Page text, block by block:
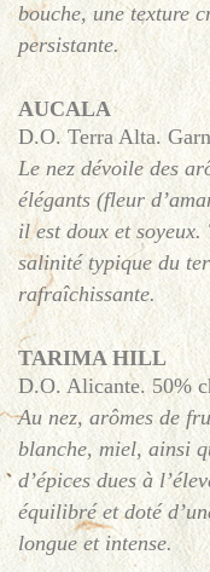
bouche, une texture
persistante.
AUCALA
D.O. Terra Alta.
Le nez dévoile des
élégants (fleur
il est doux et
salinité typique du
rafraîchissante.
TARIMA HILL
D.O. Alicante. 50%
Au nez, arômes de
blanche, miel, ainsi
d’épices dues à
équilibré et doté
longue et intense.